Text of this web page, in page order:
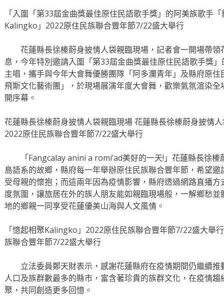
「入圍「第33屆金曲獎最佳原住民語歌手獎」的阿美族歌手
Kalingko」2022原住民族聯合豐年節7/22盛大舉行
花蓮縣長徐榛蔚身披情人袋親臨現場，記者會一開場帶領
息，今年特別邀請入圍「第33屆金曲獎最佳原住民語歌手獎
主唱，攜手與今年大會舞優勝團隊「阿多瀾青年」及縣府原
飛斯文化藝術團」，於現場展演年度大會舞，歡樂氣氛渲染
開序幕。
花蓮縣長徐榛蔚身披情人袋親臨現場 花蓮縣長徐榛蔚身披情
2022原住民族聯合豐年節7/22盛大舉行
「Fangcalay anini a romi’ad美好的一天!」花蓮縣長徐榛
島語系的故鄉，縣府每一年舉辦原住民族聯合豐年節，希望
受母親的懷抱；而這兩年因為疫情影響，縣府透過網路直播
度氛圍，讓旅居在外的族人朋友能如親臨現場般，一解鄉愁
地的鄉親一同享受花蓮優美山海與人文風情。
「憶起相聚Kalingko」2022原住民族聯合豐年節7/22盛大舉
族聯合豐年節7/22盛大舉行
立法委員鄭天財表示，感謝花蓮縣府在疫情期間仍繼續推
人口及族群數最多的縣市，富含著珍貴的族群文化，在疫情
聚，共同創造更多回憶。